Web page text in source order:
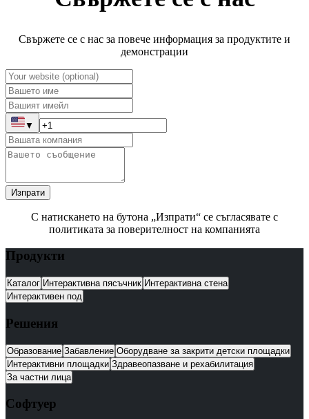
Свържете се с нас за повече информация за продуктите и
демонстрации
▼
Изпрати
С натискането на бутона „Изпрати“ се съгласявате с
политиката за поверителност на компанията
Продукти
Каталог Интерактивна пясъчник Интерактивна стена
Интерактивен под
Решения
Образование Забавление Оборудване за закрити детски площадки
Интерактивни площадки Здравеопазване и рехабилитация
За частни лица
Софтуер